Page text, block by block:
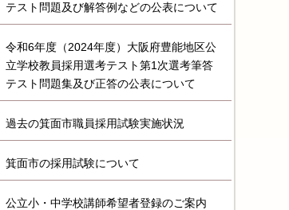
テスト問題及び解答例などの公表について
令和6年度（2024年度）大阪府豊能地区公
立学校教員採用選考テスト第1次選考筆答
テスト問題集及び正答の公表について
過去の箕面市職員採用試験実施状況
箕面市の採用試験について
公立小・中学校講師希望者登録のご案内